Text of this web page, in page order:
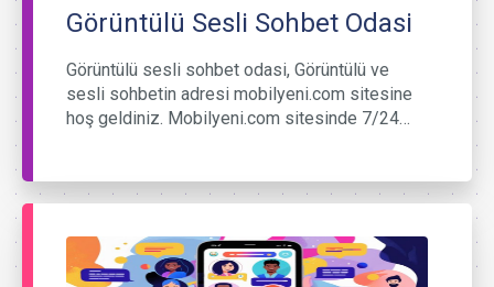
Görüntülü Sesli Sohbet Odasi
Görüntülü sesli sohbet odasi, Görüntülü ve
sesli sohbetin adresi mobilyeni.com sitesine
hoş geldiniz. Mobilyeni.com sitesinde 7/24…